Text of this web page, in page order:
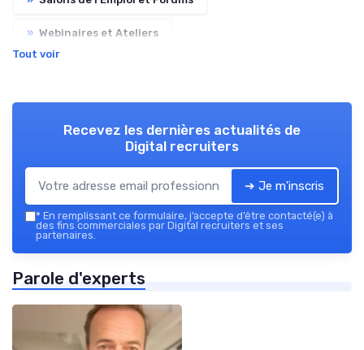
» Webinaires et Ateliers
Tout voir
Recevez les dernières actualités de
Digital recruiters
➔ Je m'inscris
* En remplissant ce formulaire, j’accepte d’être contacté(e) à
des fins commerciales par Digital recruiters et ses
partenaires.
Parole d'experts